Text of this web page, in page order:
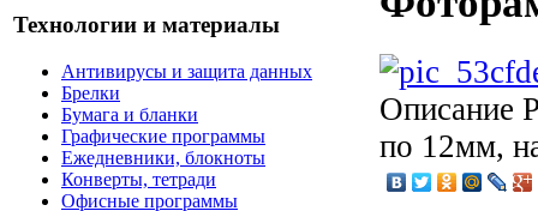
Технологии и материалы
Антивирусы и защита данных
Брелки
Бумага и бланки
Графические программы
Ежедневники, блокноты
Конверты, тетради
Офисные программы
Описание
по 12мм,